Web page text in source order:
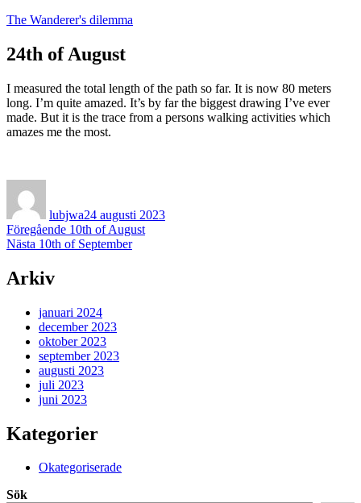
Hoppa
innehåll
The Wanderer's dilemma
24th of August
I measured the total length of the path so far. It is now 80 meters
long. I’m quite amazed. It’s by far the biggest drawing I’ve ever
made. But it is the trace from a persons walking activities which
amazes me the most.
lubjwa24 augusti 2023
Inläggsnavigering
Föregående Föregående
inlägg:
10th of August
Nästa Nästa
10th of September
Arkiv
januari 2024
december 2023
oktober 2023
september 2023
augusti 2023
juli 2023
juni 2023
Kategorier
Okategoriserade
Sök